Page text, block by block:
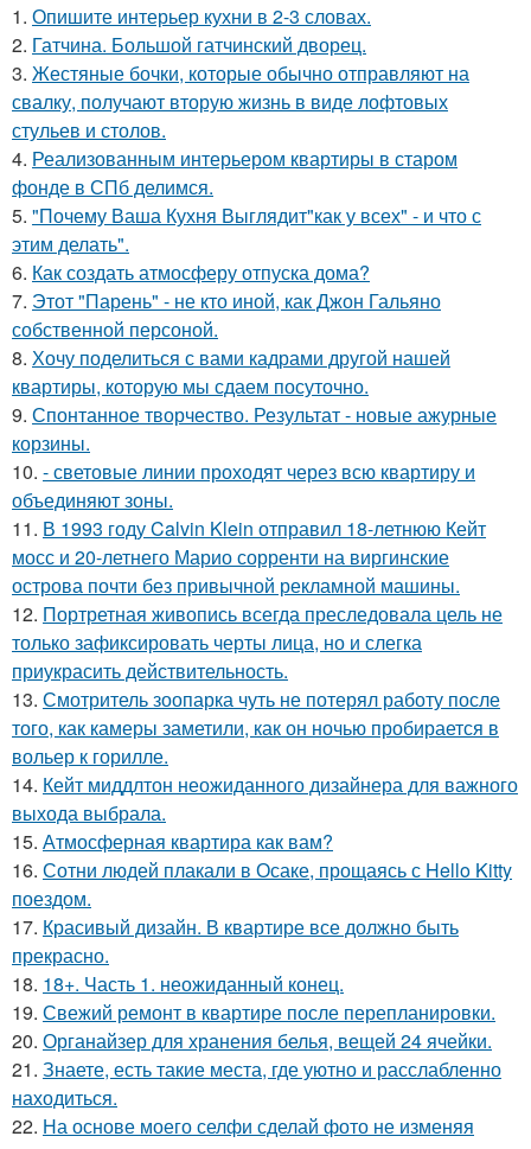
1. Опишите интерьер кухни в 2-3 словах.
2. Гатчина. Большой гатчинский дворец.
3. Жестяные бочки, которые обычно отправляют на
свалку, получают вторую жизнь в виде лофтовых
стульев и столов.
4. Реализованным интерьером квартиры в старом
фонде в СПб делимся.
5. "Почему Ваша Кухня Выглядит"как у всех" - и что с
этим делать".
6. Как создать атмосферу отпуска дома?
7. Этот "Парень" - не кто иной, как Джон Гальяно
собственной персоной.
8. Хочу поделиться с вами кадрами другой нашей
квартиры, которую мы сдаем посуточно.
9. Спонтанное творчество. Результат - новые ажурные
корзины.
10. - световые линии проходят через всю квартиру и
объединяют зоны.
11. В 1993 году Calvin Klein отправил 18-летнюю Кейт
мосс и 20-летнего Марио сорренти на виргинские
острова почти без привычной рекламной машины.
12. Портретная живопись всегда преследовала цель не
только зафиксировать черты лица, но и слегка
приукрасить действительность.
13. Смотритель зоопарка чуть не потерял работу после
того, как камеры заметили, как он ночью пробирается в
вольер к горилле.
14. Кейт миддлтон неожиданного дизайнера для важного
выхода выбрала.
15. Атмосферная квартира как вам?
16. Сотни людей плакали в Осаке, прощаясь с Hello Kitty
поездом.
17. Красивый дизайн. В квартире все должно быть
прекрасно.
18. 18+. Часть 1. неожиданный конец.
19. Свежий ремонт в квартире после перепланировки.
20. Органайзер для хранения белья, вещей 24 ячейки.
21. Знаете, есть такие места, где уютно и расслабленно
находиться.
22. На основе моего селфи сделай фото не изменяя